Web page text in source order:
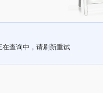
在查询中，请刷新重试